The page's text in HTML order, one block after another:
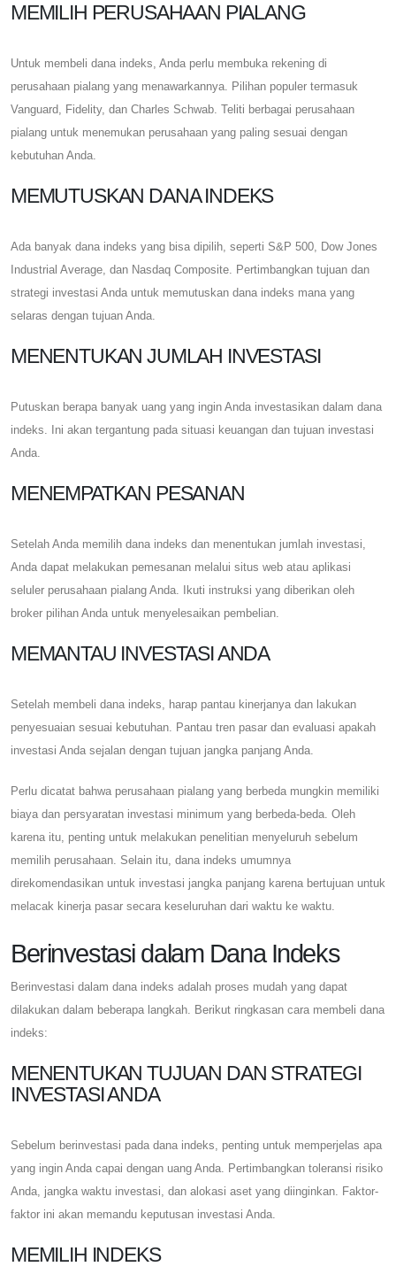
MEMILIH PERUSAHAAN PIALANG
Untuk membeli dana indeks, Anda perlu membuka rekening di
perusahaan pialang yang menawarkannya. Pilihan populer termasuk
Vanguard, Fidelity, dan Charles Schwab. Teliti berbagai perusahaan
pialang untuk menemukan perusahaan yang paling sesuai dengan
kebutuhan Anda.
MEMUTUSKAN DANA INDEKS
Ada banyak dana indeks yang bisa dipilih, seperti S&P 500, Dow Jones
Industrial Average, dan Nasdaq Composite. Pertimbangkan tujuan dan
strategi investasi Anda untuk memutuskan dana indeks mana yang
selaras dengan tujuan Anda.
MENENTUKAN JUMLAH INVESTASI
Putuskan berapa banyak uang yang ingin Anda investasikan dalam dana
indeks. Ini akan tergantung pada situasi keuangan dan tujuan investasi
Anda.
MENEMPATKAN PESANAN
Setelah Anda memilih dana indeks dan menentukan jumlah investasi,
Anda dapat melakukan pemesanan melalui situs web atau aplikasi
seluler perusahaan pialang Anda. Ikuti instruksi yang diberikan oleh
broker pilihan Anda untuk menyelesaikan pembelian.
MEMANTAU INVESTASI ANDA
Setelah membeli dana indeks, harap pantau kinerjanya dan lakukan
penyesuaian sesuai kebutuhan. Pantau tren pasar dan evaluasi apakah
investasi Anda sejalan dengan tujuan jangka panjang Anda.
Perlu dicatat bahwa perusahaan pialang yang berbeda mungkin memiliki
biaya dan persyaratan investasi minimum yang berbeda-beda. Oleh
karena itu, penting untuk melakukan penelitian menyeluruh sebelum
memilih perusahaan. Selain itu, dana indeks umumnya
direkomendasikan untuk investasi jangka panjang karena bertujuan untuk
melacak kinerja pasar secara keseluruhan dari waktu ke waktu.
Berinvestasi dalam Dana Indeks
Berinvestasi dalam dana indeks adalah proses mudah yang dapat
dilakukan dalam beberapa langkah. Berikut ringkasan cara membeli dana
indeks:
MENENTUKAN TUJUAN DAN STRATEGI
INVESTASI ANDA
Sebelum berinvestasi pada dana indeks, penting untuk memperjelas apa
yang ingin Anda capai dengan uang Anda. Pertimbangkan toleransi risiko
Anda, jangka waktu investasi, dan alokasi aset yang diinginkan. Faktor-
faktor ini akan memandu keputusan investasi Anda.
MEMILIH INDEKS